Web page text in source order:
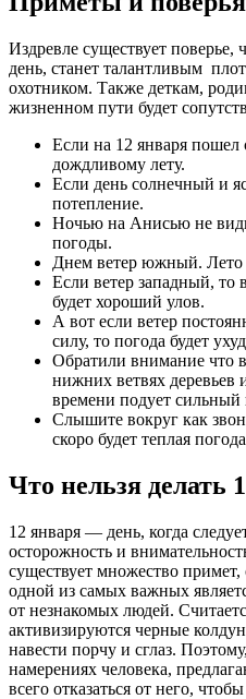
Издревле существует поверье,
день, станет талантливым
охотником. Также деткам,
жизненном пути будет
Если на 12 января пошел
дождливому лету.
Если день солнечный и
потепление.
Ночью на Анисью не
погоды.
Днем ветер южный. Лето
Если ветер западный, то
будет хороший улов.
А вот если ветер
силу, то погода будет
Обратили внимание что
нижних ветвях деревьев
времени подует
Слышите вокруг как
скоро будет теплая
Что нельзя делать
12 января — день, когда
осторожность и
существует множество
одной из самых важных
от незнакомых людей.
активизируются черные
навести порчу и сглаз.
намерениях человека,
всего отказаться от него,